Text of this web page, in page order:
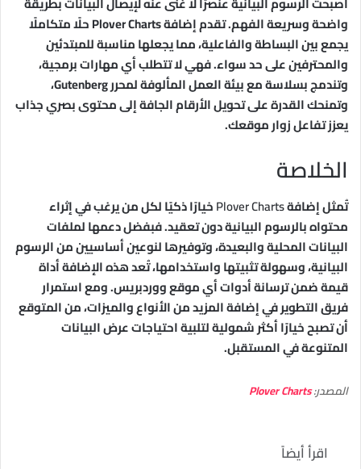
واضحة وسريعة الفهم. تقدم إضافة Plover Charts حلًا متكاملًا
يجمع بين البساطة والفاعلية، مما يجعلها مناسبة للمبتدئين
والمحترفين على حد سواء. فهي لا تتطلب أي مهارات برمجية،
وتندمج بسلاسة مع بيئة العمل المألوفة لمحرر Gutenberg،
وتمنحك القدرة على تحويل الأرقام الجافة إلى محتوى بصري جذاب
يعزز تفاعل زوار موقعك.
الخلاصة
تُمثل إضافةPlover Chartsخيارًا ذكيًا لكل من يرغب في إثراء
محتواه بالرسوم البيانية دون تعقيد. فبفضل دعمها لملفات
البيانات المحلية والبعيدة، وتوفيرها لنوعين أساسيين من الرسوم
البيانية، وسهولة تثبيتها واستخدامها، تُعد هذه الإضافة أداة
قيمة ضمن ترسانة أدوات أي موقع ووردبريس. ومع استمرار
فريق التطوير في إضافة المزيد من الأنواع والميزات، من المتوقع
أن تصبح خيارًا أكثر شمولية لتلبية احتياجات عرض البيانات
المتنوعة في المستقبل.
المصدر:Plover Charts
اقرأ أيضاً